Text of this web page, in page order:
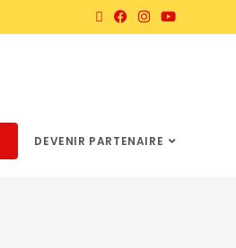
DEVENIR PARTENAIRE